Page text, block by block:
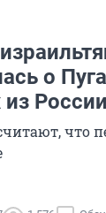
о
России
что